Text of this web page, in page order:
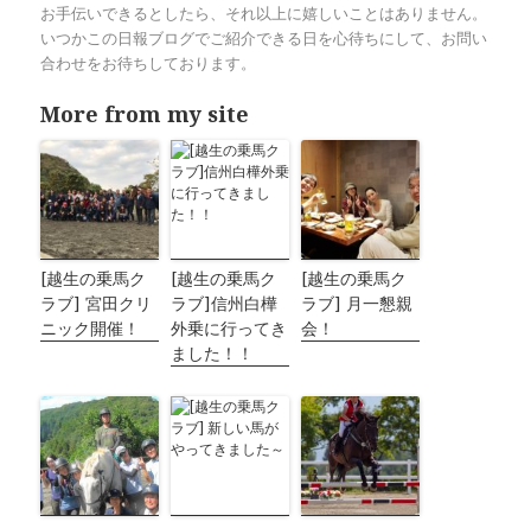
お手伝いできるとしたら、それ以上に嬉しいことはありません。
いつかこの日報ブログでご紹介できる日を心待ちにして、お問い
合わせをお待ちしております。
More from my site
[越生の乗馬ク
ラブ] 宮田クリ
ニック開催！
[越生の乗馬ク
ラブ]信州白樺
外乗に行ってき
ました！！
[越生の乗馬ク
ラブ] 月一懇親
会！